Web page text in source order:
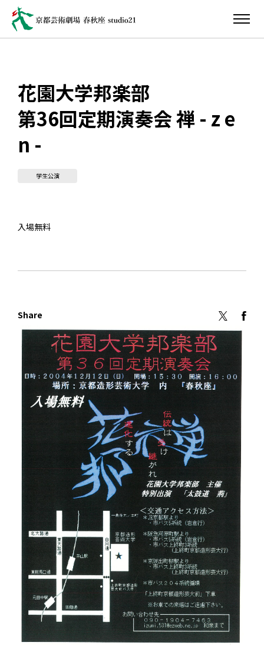
花園大学邦楽部
第36回定期演奏会 禅 - z e
n -
学生公演
入場無料
Share